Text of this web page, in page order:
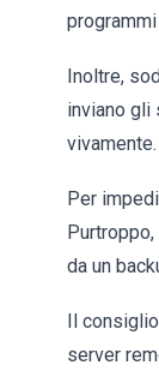
Inoltre,
inviano gli
Per
da un
Il
server